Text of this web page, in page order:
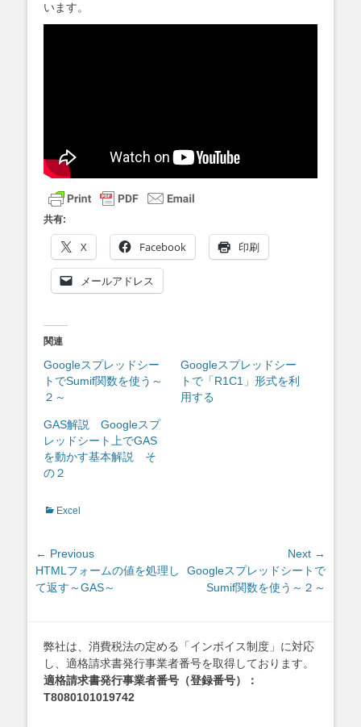
います。
共有:
X Facebook 印刷
メールアドレス
関連
Googleスプレッドシー
トでSumif関数を使う～
２～
Googleスプレッドシー
トで「R1C1」形式を利
用する
GAS解説 Googleスプ
レッドシート上でGAS
を動かす基本解説 そ
の２
Categories
Excel
投
稿
ナ
ー
シ
ョ
← Previous
Previous
post:
HTMLフォームの値を処理し
て返す～GAS～
Next →
Next
Googleスプレッドシートで
Sumif関数を使う～２～
弊社は、消費税法の定める「インボイス制度」に対応
し、適格請求書発行事業者番号を取得しております。
適格請求書発行事業者番号（登録番号）：
T8080101019742